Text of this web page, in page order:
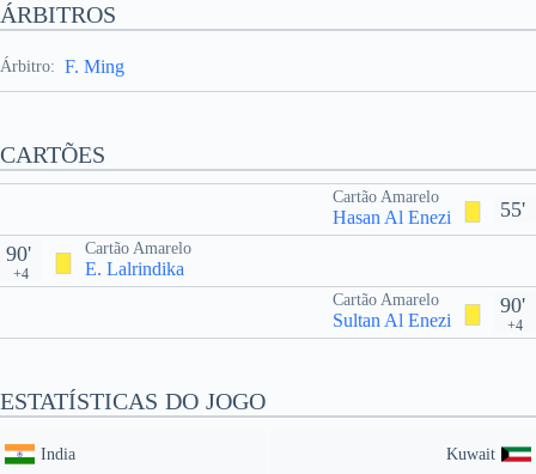
ÁRBITROS
Árbitro: F. Ming
CARTÕES
55'
Cartão Amarelo
Hasan Al Enezi
Cartão Amarelo
E. Lalrindika
90'
+4
90'
+4
Cartão Amarelo
Sultan Al Enezi
ESTATÍSTICAS DO JOGO
India Kuwait